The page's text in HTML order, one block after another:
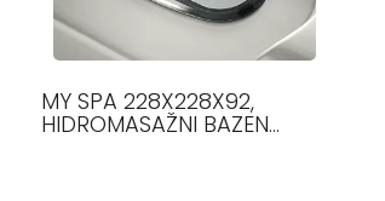
MY SPA 228X228X92,
HIDROMASAŽNI BAZEN